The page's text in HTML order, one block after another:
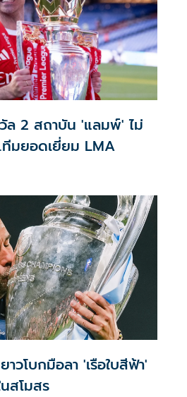
วัล 2 สถาบัน 'แลมพ์' ไม่
มยอดเยี่ยม LMA
าวโบกมือลา 'เรือใบสีฟ้า'
สโมสร